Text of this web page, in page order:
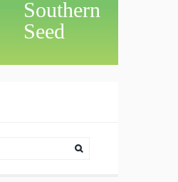
Southern
Seed